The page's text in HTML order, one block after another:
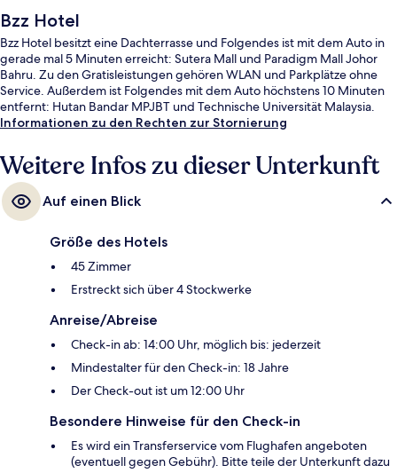
Bzz Hotel
Bzz Hotel besitzt eine Dachterrasse und Folgendes ist mit dem Auto in
gerade mal 5 Minuten erreicht: Sutera Mall und Paradigm Mall Johor
Bahru. Zu den Gratisleistungen gehören WLAN und Parkplätze ohne
Service. Außerdem ist Folgendes mit dem Auto höchstens 10 Minuten
entfernt: Hutan Bandar MPJBT und Technische Universität Malaysia.
Informationen zu den Rechten zur Stornierung
Weitere Infos zu dieser Unterkunft
Auf einen Blick
Größe des Hotels
45 Zimmer
Erstreckt sich über 4 Stockwerke
Anreise/Abreise
Check-in ab: 14:00 Uhr, möglich bis: jederzeit
Mindestalter für den Check-in: 18 Jahre
Der Check-out ist um 12:00 Uhr
Besondere Hinweise für den Check-in
Es wird ein Transferservice vom Flughafen angeboten
(eventuell gegen Gebühr). Bitte teile der Unterkunft dazu